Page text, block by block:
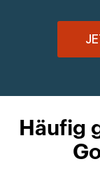
Häufig